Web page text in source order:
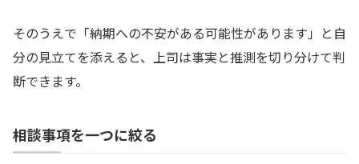
そのうえで「納期への不安がある可能性があります」と自
分の見立てを添えると、上司は事実と推測を切り分けて判
断できます。
相談事項を一つに絞る